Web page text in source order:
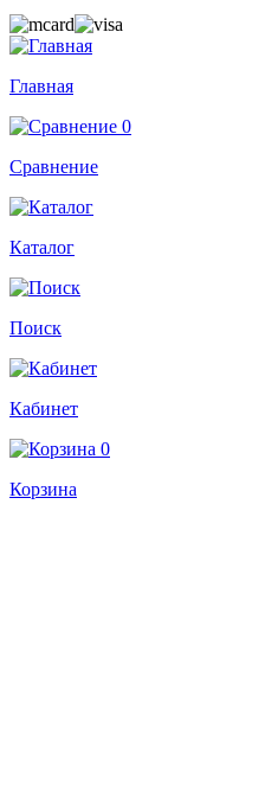
Главная
0
Сравнение
Каталог
Поиск
Кабинет
0
Корзина